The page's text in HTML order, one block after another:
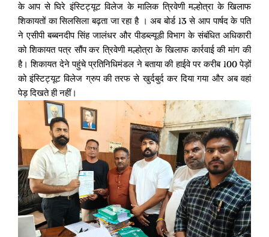
के आप से घिरे इंस्टिट्यूट विलेज के मालिक त्रिवेणी मल्होत्रा के खिलाफ
शिकायतों का सिलसिला बढ़ता जा रहा है । अब बोर्ड 13 से आप पार्षद के पति
ने एसीपी बब्बनदीप सिंह जालंधर और पीडब्ल्यूडी विभाग के संबंधित अधिकारी
को शिकायत पत्र सौंप कर त्रिवेणी मल्होत्रा के खिलाफ कार्रवाई की मांग की
है। शिकायत देने पहुंचे प्रतिनिधिमंडल ने बताया की हाईवे पर करीब 100 पेड़ों
को इंस्टिट्यूट विलेज ग्रुप की तरफ से खुर्दबुर्द कर दिया गया और अब वहां
पेड़ दिखते ही नहीं।